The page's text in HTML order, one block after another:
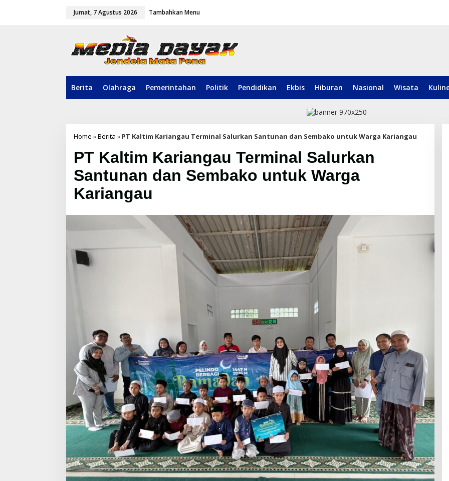
Jumat, 7 Agustus 2026 Tambahkan Menu
Berita Olahraga Pemerintahan Politik Pendidikan Ekbis Hiburan Nasional Wisata
Home »Berita » PT Kaltim Kariangau Terminal Salurkan Santunan dan Sembako untuk Warga Kariangau
PT Kaltim Kariangau Terminal Salurkan
Santunan dan Sembako untuk Warga
Kariangau